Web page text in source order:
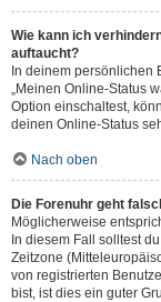
Wie kann ich
auftaucht?
In deinem persönlichen
„Meinen Online-Status
Option einschaltest,
deinen Online-Status
Nach oben
Die Forenuhr geht
Möglicherweise
In diesem Fall solltest
Zeitzone
von registrierten
bist, ist dies ein guter